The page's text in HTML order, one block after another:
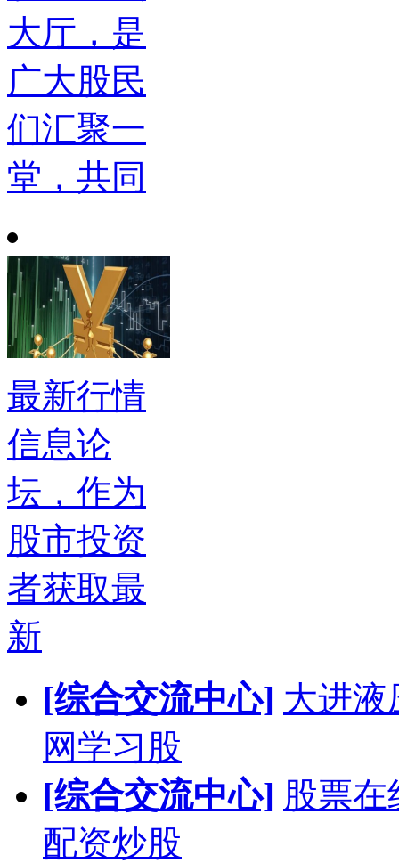
大厅，是
广大股民
们汇聚一
堂，共同
最新行情
信息论
坛，作为
股市投资
者获取最
新
[综合交流中心] 大进液
网学习股
[综合交流中心] 股票
配资炒股